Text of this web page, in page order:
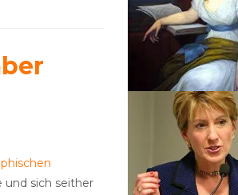
und sich seither